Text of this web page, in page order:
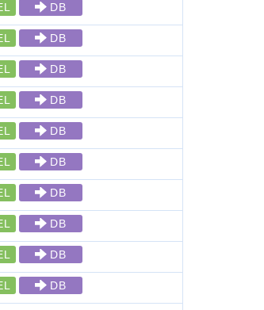
DB
DB
DB
DB
DB
DB
DB
DB
DB
DB